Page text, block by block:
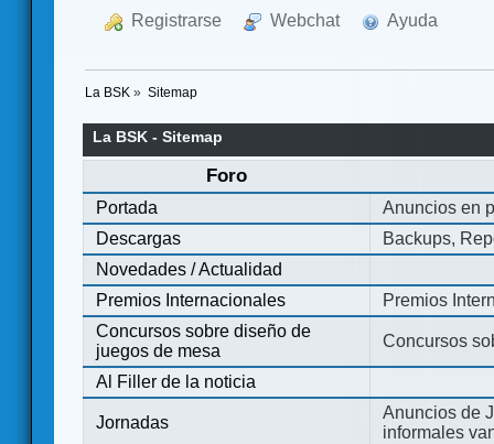
Registrarse Webchat Ayuda
La BSK » Sitemap
La BSK - Sitemap
Foro
Portada
Anuncios en
Descargas
Backups,
Novedades / Actualidad
Premios Internacionales
Premios
Concursos sobre diseño de
juegos de mesa
Concursos
Al Filler de la noticia
Jornadas
Anuncios de
informales